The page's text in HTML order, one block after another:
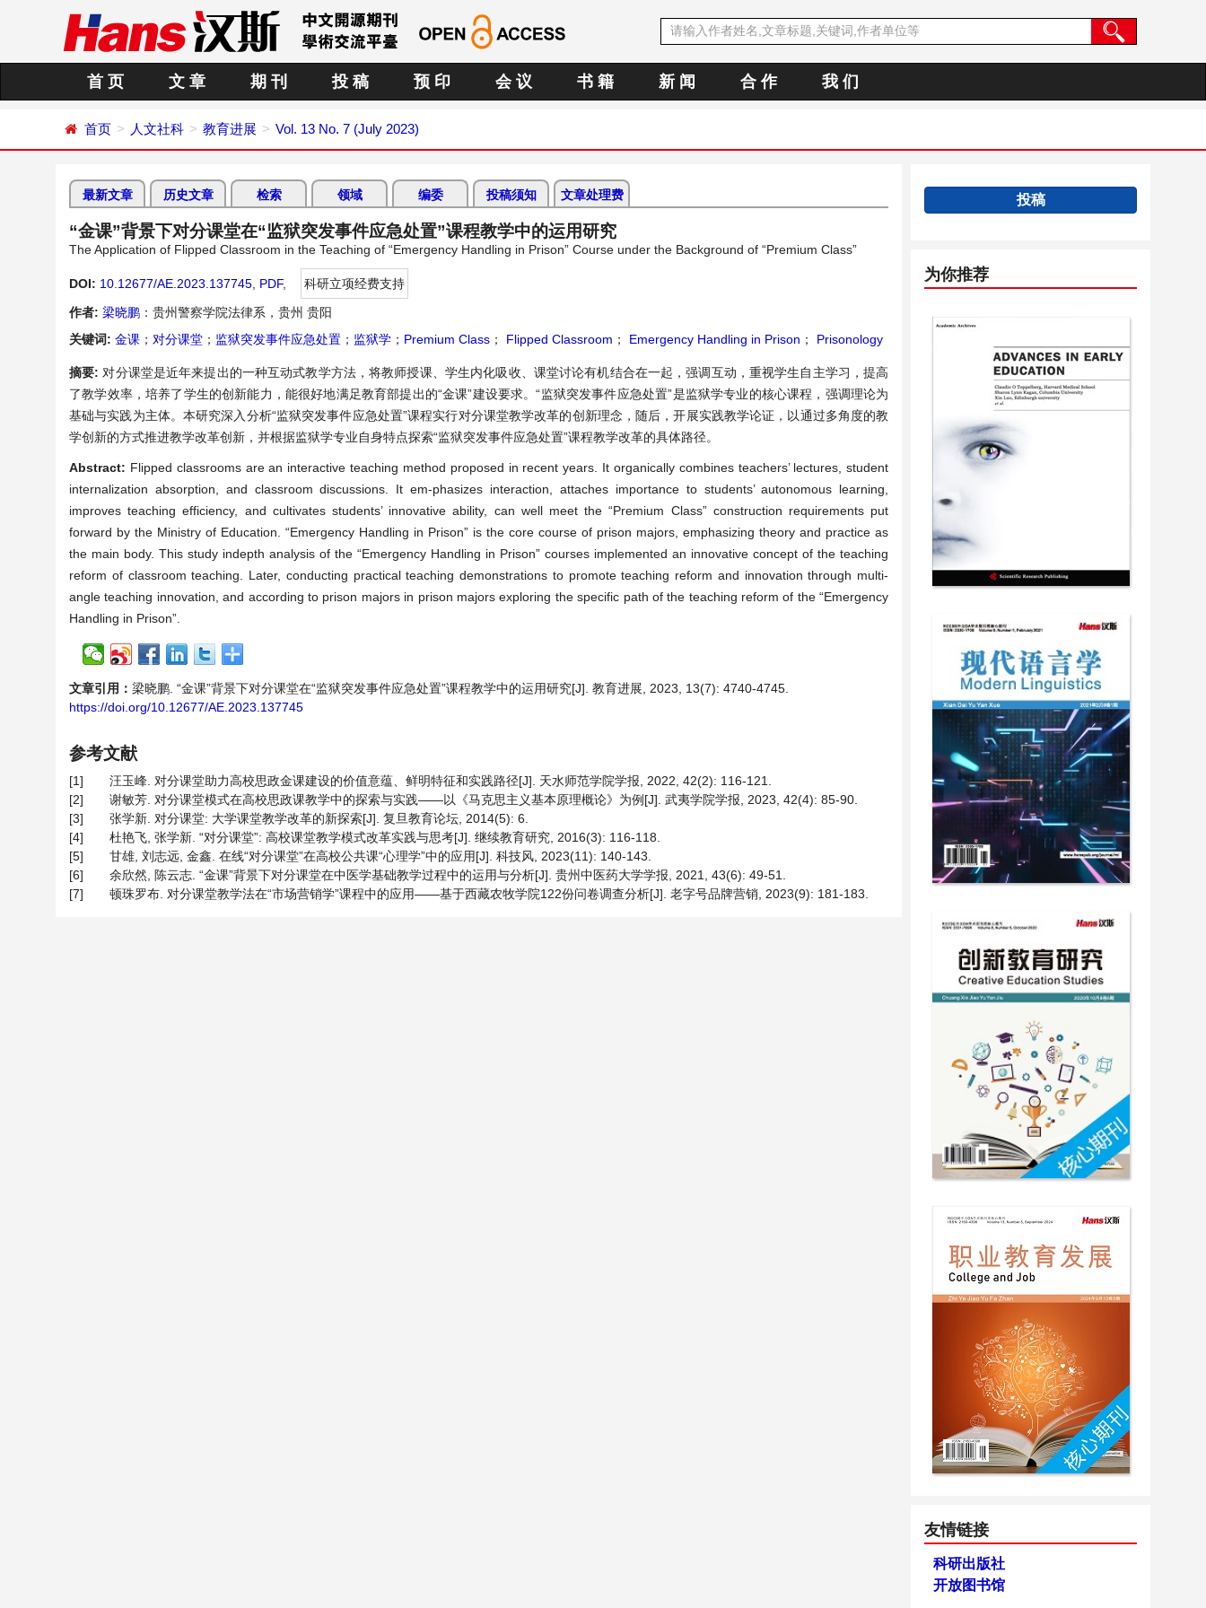
首 页 文 章 期 刊 投 稿 预 印 会 议 书 籍 新 闻 合 作 我 们
首页 人文社科 教育进展 Vol. 13 No. 7 (July 2023)
最新文章 历史文章 检索 领域 编委 投稿须知 文章处理费
“金课”背景下对分课堂在“监狱突发事件应急处置”课程教学中的运用研究
The Application of Flipped Classroom in the Teaching of “Emergency Handling in Prison” Course under the Background of “Premium Class”
DOI: 10.12677/AE.2023.137745 PDF,
科研立项经费支持
作者: 梁晓鹏 ：贵州警察学院法律系，贵州 贵阳
关键词: 金课 ； 对分课堂 ； 监狱突发事件应急处置 ； 监狱学 ； Premium Class ； Flipped Classroom ； Emergency Handling in Prison ； Prisonology
摘要: 对分课堂是近年来提出的一种互动式教学方法，将教师授课、学生内化吸收、课堂讨论有机结合在一起，强调互动，重视学生自主学习，提高
了教学效率，培养了学生的创新能力，能很好地满足教育部提出的“金课”建设要求。“监狱突发事件应急处置”是监狱学专业的核心课程，强调理论为
基础与实践为主体。本研究深入分析“监狱突发事件应急处置”课程实行对分课堂教学改革的创新理念，随后，开展实践教学论证，以通过多角度的教
学创新的方式推进教学改革创新，并根据监狱学专业自身特点探索“监狱突发事件应急处置”课程教学改革的具体路径。
Abstract: Flipped classrooms are an interactive teaching method proposed in recent years. It organically combines teachers’ lectures, student
internalization absorption, and classroom discussions. It em-phasizes interaction, attaches importance to students’ autonomous learning,
improves teaching efficiency, and cultivates students’ innovative ability, can well meet the “Premium Class” construction requirements put
forward by the Ministry of Education. “Emergency Handling in Prison” is the core course of prison majors, emphasizing theory and practice as
the main body. This study indepth analysis of the “Emergency Handling in Prison” courses implemented an innovative concept of the teaching
reform of classroom teaching. Later, conducting practical teaching demonstrations to promote teaching reform and innovation through multi-
angle teaching innovation, and according to prison majors in prison majors exploring the specific path of the teaching reform of the “Emergency
Handling in Prison”.
文章引用： 梁晓鹏. “金课”背景下对分课堂在“监狱突发事件应急处置”课程教学中的运用研究[J]. 教育进展, 2023, 13(7): 4740-4745.
https://doi.org/10.12677/AE.2023.137745
参考文献
[1]
汪玉峰. 对分课堂助力高校思政金课建设的价值意蕴、鲜明特征和实践路径[J]. 天水师范学院学报, 2022, 42(2): 116-121.
[2]
谢敏芳. 对分课堂模式在高校思政课教学中的探索与实践——以《马克思主义基本原理概论》为例[J]. 武夷学院学报, 2023, 42(4): 85-90.
[3]
张学新. 对分课堂: 大学课堂教学改革的新探索[J]. 复旦教育论坛, 2014(5): 6.
[4]
杜艳飞, 张学新. “对分课堂”: 高校课堂教学模式改革实践与思考[J]. 继续教育研究, 2016(3): 116-118.
[5]
甘雄, 刘志远, 金鑫. 在线“对分课堂”在高校公共课“心理学”中的应用[J]. 科技风, 2023(11): 140-143.
[6]
余欣然, 陈云志. “金课”背景下对分课堂在中医学基础教学过程中的运用与分析[J]. 贵州中医药大学学报, 2021, 43(6): 49-51.
[7]
顿珠罗布. 对分课堂教学法在“市场营销学”课程中的应用——基于西藏农牧学院122份问卷调查分析[J]. 老字号品牌营销, 2023(9): 181-183.
投稿
为你推荐
友情链接
科研出版社
开放图书馆